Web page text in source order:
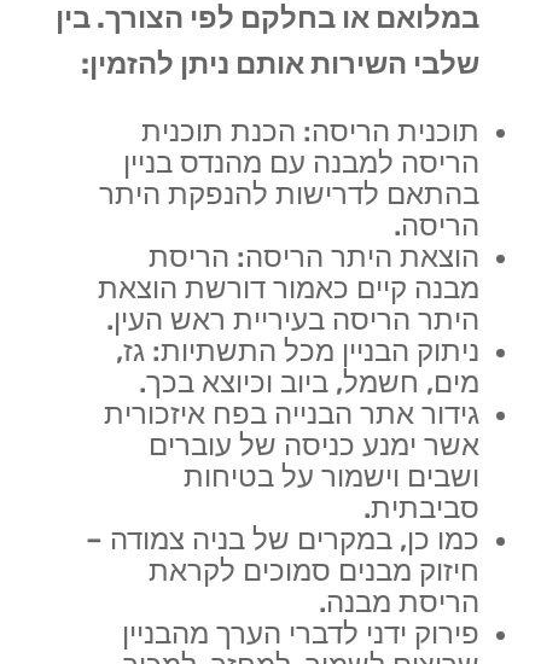
במלואם או בחלקם לפי הצורך. בין
שלבי השירות אותם ניתן להזמין:
תוכנית הריסה: הכנת תוכנית
הריסה למבנה עם מהנדס בניין
בהתאם לדרישות להנפקת היתר
הריסה.
הוצאת היתר הריסה: הריסת
מבנה קיים כאמור דורשת הוצאת
היתר הריסה בעיריית ראש העין.
ניתוק הבניין מכל התשתיות: גז,
מים, חשמל, ביוב וכיוצא בכך.
גידור אתר הבנייה בפח איזכורית
אשר ימנע כניסה של עוברים
ושבים וישמור על בטיחות
סביבתית.
כמו כן, במקרים של בניה צמודה –
חיזוק מבנים סמוכים לקראת
הריסת מבנה.
פירוק ידני לדברי הערך מהבניין